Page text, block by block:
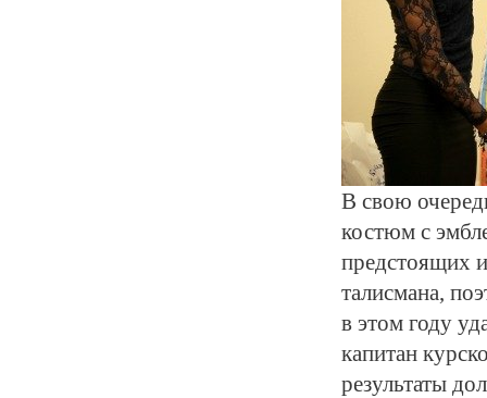
В свою
костюм с
предстоящих
талисмана,
в этом году
капитан
результаты